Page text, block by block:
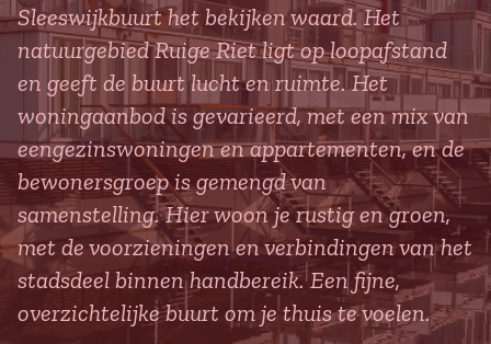
Sleeswijkbuurt het bekijken waard. Het
natuurgebied Ruige Riet ligt op loopafstand
en geeft de buurt lucht en ruimte. Het
woningaanbod is gevarieerd, met een mix van
eengezinswoningen en appartementen, en de
bewonersgroep is gemengd van
samenstelling. Hier woon je rustig en groen,
met de voorzieningen en verbindingen van het
stadsdeel binnen handbereik. Een fijne,
overzichtelijke buurt om je thuis te voelen.